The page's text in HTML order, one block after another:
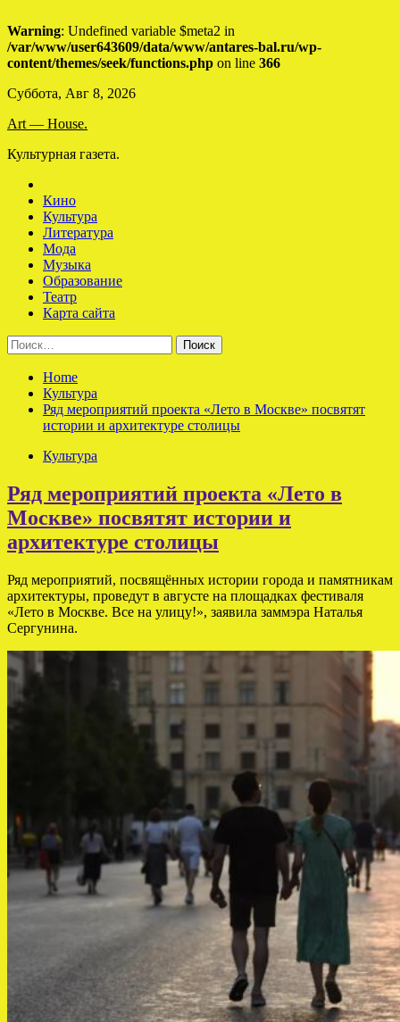
Warning: Undefined variable $meta2 in
/var/www/user643609/data/www/antares-bal.ru/wp-
content/themes/seek/functions.php on line 366
Skip
content
Суббота, Авг 8, 2026
Art — House.
Культурная газета.
Кино
Культура
Литература
Мода
Музыка
Образование
Театр
Карта сайта
Найти:
Home
Культура
Ряд мероприятий проекта «Лето в Москве» посвятят
истории и архитектуре столицы
Культура
Ряд мероприятий проекта «Лето в
Москве» посвятят истории и
архитектуре столицы
Ряд мероприятий, посвящённых истории города и памятникам
архитектуры, проведут в августе на площадках фестиваля
«Лето в Москве. Все на улицу!», заявила заммэра Наталья
Сергунина.